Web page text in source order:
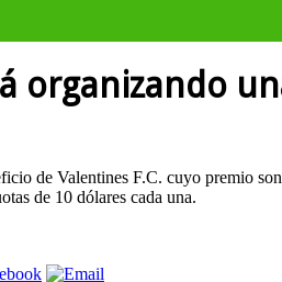
organizando
de Valentines F.C. cuyo premio
de 10 dólares cada una.